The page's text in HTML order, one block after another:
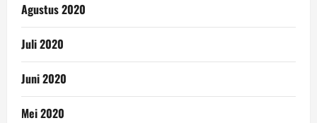
Agustus 2020
Juli 2020
Juni 2020
Mei 2020